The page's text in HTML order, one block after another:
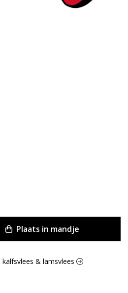
Plaats in mandje
& lamsvlees